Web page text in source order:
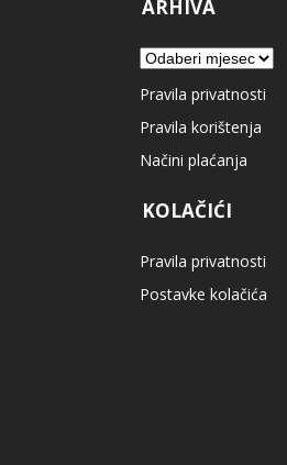
ARHIVA
Arhiva
Pravila privatnosti
Pravila korištenja
Načini plaćanja
KOLAČIĆI
Pravila privatnosti
Postavke kolačića